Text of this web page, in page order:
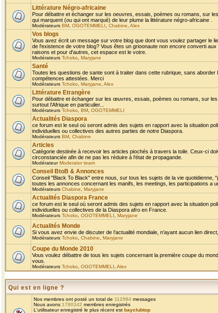
Littérature Négro-africaine
Pour débattre et échanger sur les oeuvres, essais, poèmes ou romans, sur
qui marquent (ou qui ont marqué) de leur plume la littérature négro-africaine .
Modérateurs BM OGOTEMMELI Chabine Alex
Vos blogs
Vous avez écrit un message sur votre blog que dont vous voulez partager le
de l'existence de votre blog? Vous êtes un grioonaute non encore converti
raisons et pour d'autres, cet espace est le votre.
Modérateurs Tchoko Maryjane
Santé
Toutes les questions de sante sont à traiter dans cette rubrique, sans
compétences attestées. Merci
Modérateurs Tchoko Maryjane Alex
Littérature Etrangère
Pour débattre et échanger sur les œuvres, essais, poèmes ou romans, sur
surtout l'Afrique en particulier...
Modérateurs Tchoko BM OGOTEMMELI
Actualités Diaspora
ce forum est le seul où seront admis des sujets en rapport avec la situation
individuelles ou collectives des autres parties de notre Diaspora.
Modérateurs BM Chabine
Articles
Catégorie destinée à recevoir les articles piochés à travers la toile. Ceux-ci
circonstanciée afin de ne pas les réduire à l'état de propagande.
ModérateurModerator team
Conseil BtoB & Annonces
Conseil "Black To Black" entre nous, sur tous les sujets de la vie
toutes les annonces concernant les manifs, les meetings, les participations a
Modérateurs Chabine Maryjane
Actualités Diaspora France
ce forum est le seul où seront admis des sujets en rapport avec la situation
individuelles ou collectives de la Diaspora afro en France.
Modérateurs Tchoko OGOTEMMELI Maryjane
Actualités Monde
Si vous avez envie de discuter de l’actualité mondiale, n’ayant aucun lien
Modérateurs Tchoko Chabine Maryjane
Coupe du Monde 2010
Vous voulez débattre de tous les sujets concernant la première coupe du
vous.
Modérateurs Tchoko OGOTEMMELI Alex
Qui est en ligne ?
Nos membres ont posté un total de 112984 messages
Nous avons 1780342 membres enregistrés
L'utilisateur enregistré le plus récent est bayclubtop